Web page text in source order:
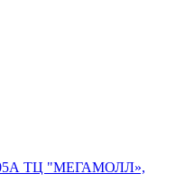
ТЦ "МЕГАМОЛЛ»,